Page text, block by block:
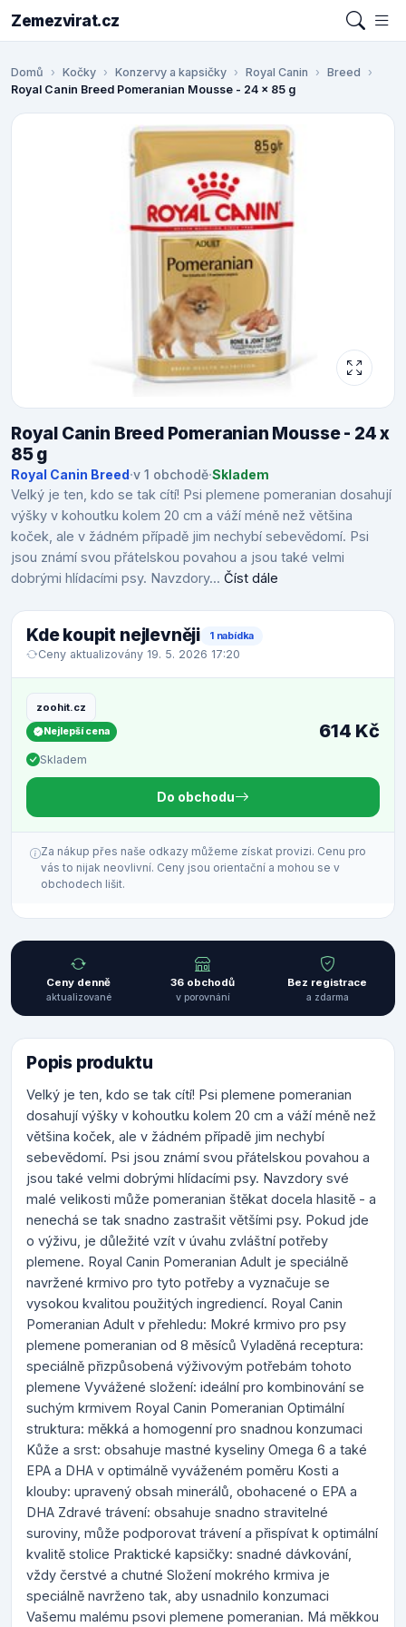
Zemezvirat.cz
Domů Kočky Konzervy a kapsičky Royal Canin
Breed
Royal Canin Breed Pomeranian Mousse - 24 x 85 g
Royal Canin Breed Pomeranian Mousse - 24 x
85 g
Royal Canin Breed·v 1 obchodě·Skladem
Velký je ten, kdo se tak cítí! Psi plemene pomeranian dosahují
výšky v kohoutku kolem 20 cm a váží méně než většina
koček, ale v žádném případě jim nechybí sebevědomí. Psi
jsou známí svou přátelskou povahou a jsou také velmi
dobrými hlídacími psy. Navzdory... Číst dále
Kde koupit nejlevněji 1 nabídka
Ceny aktualizovány 19. 5. 2026 17:20
zoohit.cz
Nejlepší cena
Skladem
614 Kč
Do obchodu
Za nákup přes naše odkazy můžeme získat provizi. Cenu pro
vás to nijak neovlivní. Ceny jsou orientační a mohou se v
obchodech lišit.
Ceny denně
aktualizované
36 obchodů
v porovnání
Bez registrace
a zdarma
Popis produktu
Velký je ten, kdo se tak cítí! Psi plemene pomeranian
dosahují výšky v kohoutku kolem 20 cm a váží méně než
většina koček, ale v žádném případě jim nechybí
sebevědomí. Psi jsou známí svou přátelskou povahou a
jsou také velmi dobrými hlídacími psy. Navzdory své
malé velikosti může pomeranian štěkat docela hlasitě - a
nenechá se tak snadno zastrašit většími psy. Pokud jde
o výživu, je důležité vzít v úvahu zvláštní potřeby
plemene. Royal Canin Pomeranian Adult je speciálně
navržené krmivo pro tyto potřeby a vyznačuje se
vysokou kvalitou použitých ingrediencí. Royal Canin
Pomeranian Adult v přehledu: Mokré krmivo pro psy
plemene pomeranian od 8 měsíců Vyladěná receptura:
speciálně přizpůsobená výživovým potřebám tohoto
plemene Vyvážené složení: ideální pro kombinování se
suchým krmivem Royal Canin Pomeranian Optimální
struktura: měkká a homogenní pro snadnou konzumaci
Kůže a srst: obsahuje mastné kyseliny Omega 6 a také
EPA a DHA v optimálně vyváženém poměru Kosti a
klouby: upravený obsah minerálů, obohacené o EPA a
DHA Zdravé trávení: obsahuje snadno stravitelné
suroviny, může podporovat trávení a přispívat k optimální
kvalitě stolice Praktické kapsičky: snadné dávkování,
vždy čerstvé a chutné Složení mokrého krmiva je
speciálně navrženo tak, aby usnadnilo konzumaci
Vašemu malému psovi plemene pomeranian. Má měkkou